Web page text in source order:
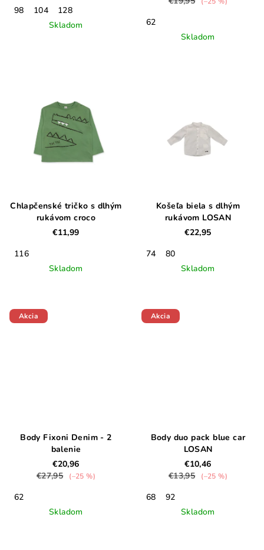
98 104
128
Skladom
62
Skladom
Chlapčenské tričko s dlhým
rukávom croco
€11,99
116
Skladom
Košeľa biela s dlhým
rukávom LOSAN
€22,95
74
80
Skladom
Akcia
Body Fixoni Denim - 2
balenie
€20,96
€27,95
(–25 %)
62
Skladom
Akcia
Body duo pack blue car
LOSAN
€10,46
€13,95
(–25 %)
68
92
Skladom